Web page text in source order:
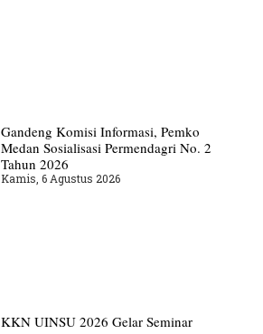
Gandeng Komisi Informasi, Pemko
Medan Sosialisasi Permendagri No. 2
Tahun 2026
Kamis, 6 Agustus 2026
KKN UINSU 2026 Gelar Seminar